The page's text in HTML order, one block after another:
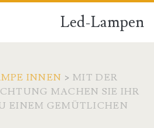
Led-Lampen
INNEN >MIT DER
MACHEN SIE IHR
EINEM GEMÜTLICHEN